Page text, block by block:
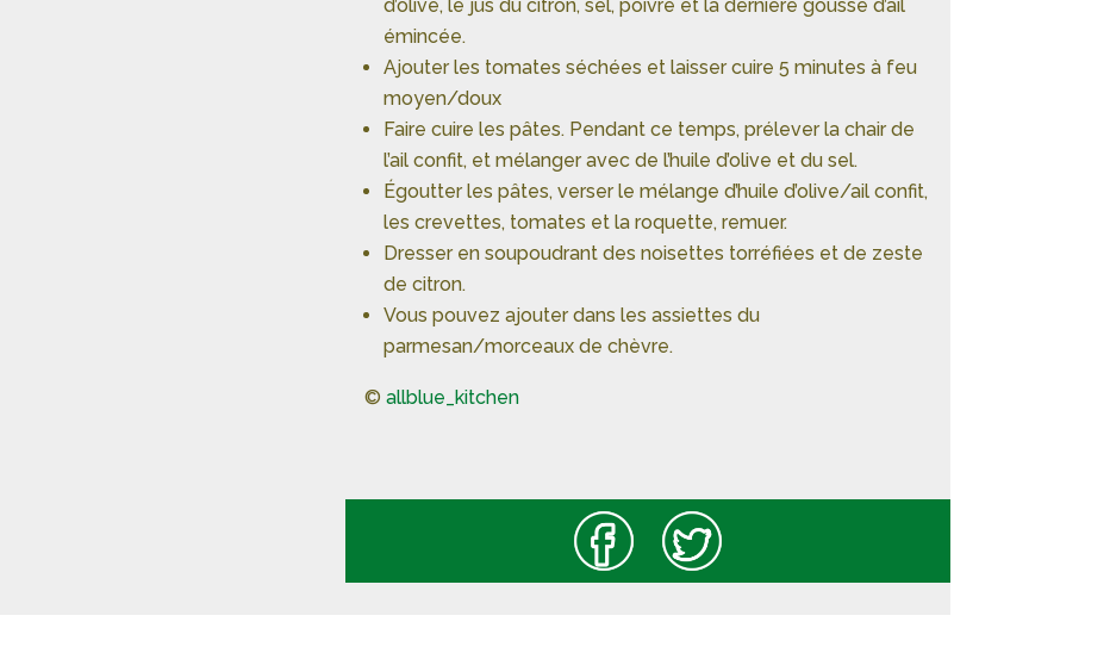
d’olive, le jus du citron, sel, poivre et la dernière gousse d’ail
émincée.
Ajouter les tomates séchées et laisser cuire 5 minutes à feu
moyen/doux
Faire cuire les pâtes. Pendant ce temps, prélever la chair de
l’ail confit, et mélanger avec de l’huile d’olive et du sel.
Égoutter les pâtes, verser le mélange d’huile d’olive/ail confit,
les crevettes, tomates et la roquette, remuer.
Dresser en soupoudrant des noisettes torréfiées et de zeste
de citron.
Vous pouvez ajouter dans les assiettes du
parmesan/morceaux de chèvre.
© allblue_kitchen